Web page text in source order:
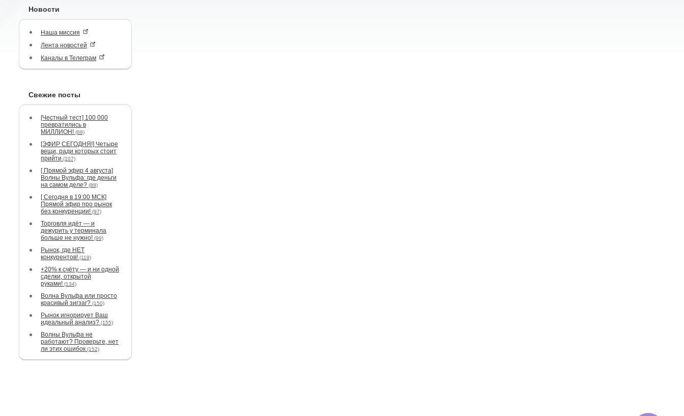
Новости
Наша миссия
Лента новостей
Каналы в Телеграм
Свежие посты
[Честный тест] 100 000
превратились в
МИЛЛИОН! (88)
[ЭФИР СЕГОДНЯ!] Четыре
вещи, ради которых стоит
прийти (107)
[ Прямой эфир 4 августа]
Волны Вульфа: где деньги
на самом деле? (88)
[ Сегодня в 19:00 МСК]
Прямой эфир про рынок
без конкуренции! (97)
Торговля идёт — и
дежурить у терминала
больше не нужно! (99)
Рынок, где НЕТ
конкурентов! (119)
+20% к счёту — и ни одной
сделки, открытой
руками! (134)
Волна Вульфа или просто
красивый зигзаг? (150)
Рынок игнорирует Ваш
идеальный анализ? (155)
Волны Вульфа не
работают? Проверьте, нет
ли этих ошибок (152)